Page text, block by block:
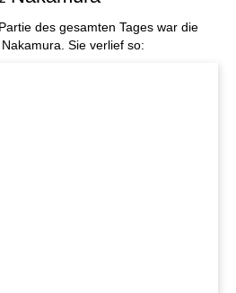
des gesamten Tages war die
Sie verlief so: